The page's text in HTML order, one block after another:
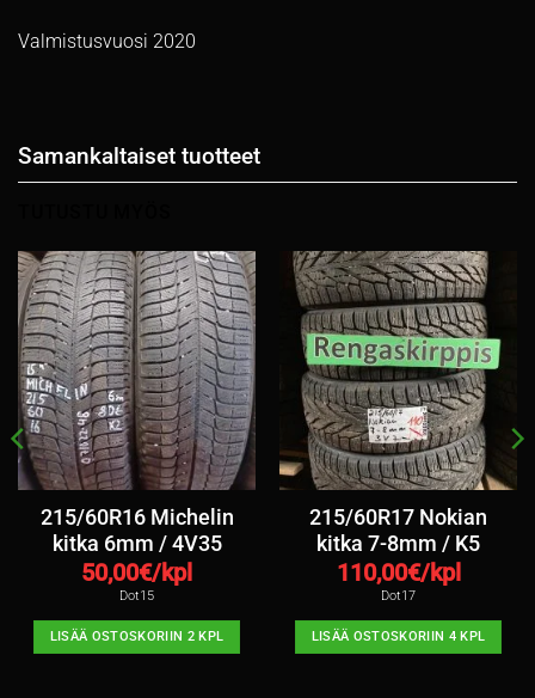
Valmistusvuosi 2020
Samankaltaiset tuotteet
215/60R16 Michelin
kitka 6mm / 4V35
50,00€/kpl
Dot15
LISÄÄ OSTOSKORIIN 2 KPL
215/60R17 Nokian
kitka 7-8mm / K5
110,00€/kpl
Dot17
LISÄÄ OSTOSKORIIN 4 KPL